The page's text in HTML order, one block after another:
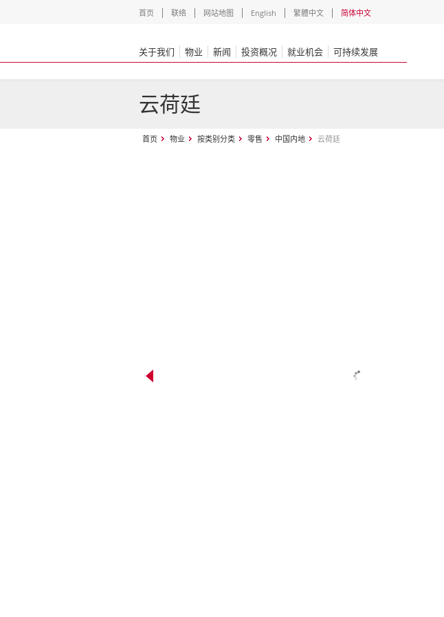
首页 联络 网站地图 English 繁體中文 简体中文
关于我们 物业 新闻 投资概况 就业机会 可持续发展
云荷廷
首页 物业 按类别分类 零售 中国内地 云荷廷